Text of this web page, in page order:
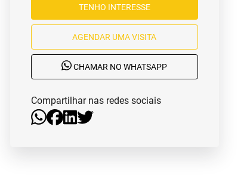
TENHO INTERESSE
AGENDAR UMA VISITA
CHAMAR NO WHATSAPP
Compartilhar nas redes sociais